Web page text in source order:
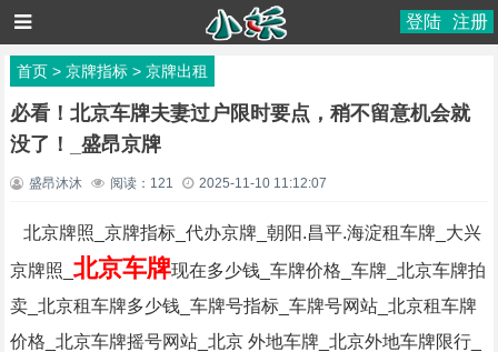
登陆 注册
首页> 京牌指标> 京牌出租
必看！北京车牌夫妻过户限时要点，稍不留意机会就
没了！_盛昂京牌
盛昂沐沐 阅读： 121 2025-11-10 11:12:07
北京牌照_京牌指标_代办京牌_朝阳.昌平.海淀租车牌_大兴
京牌照_ 北京车牌现在多少钱_车牌价格_车牌_北京车牌拍
卖_北京租车牌多少钱_车牌号指标_车牌号网站_北京租车牌
价格_北京车牌摇号网站_北京 外地车牌_北京外地车牌限行_